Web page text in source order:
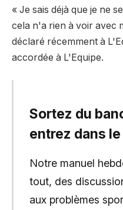
« Je sais déjà que je ne
cela n'a rien à voir avec
déclaré récemment à
accordée à L'Equipe.
Sortez du
entrez dans
Notre manuel
tout, des
aux problèmes